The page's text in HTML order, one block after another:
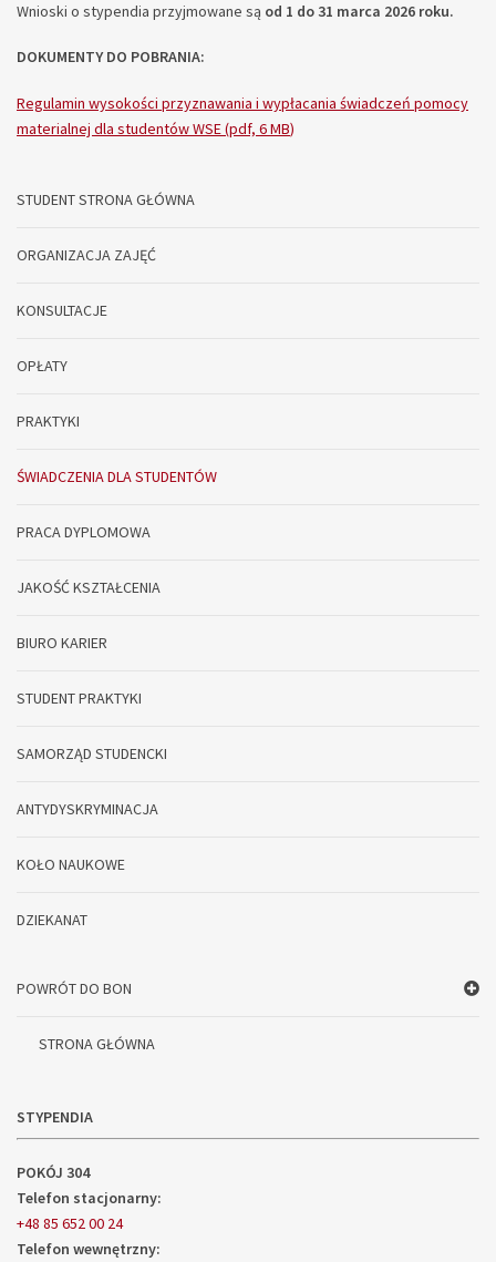
Wnioski o stypendia przyjmowane są od 1 do 31 marca 2026 roku.
DOKUMENTY DO POBRANIA:
Regulamin wysokości przyznawania i wypłacania świadczeń pomocy
materialnej dla studentów WSE (pdf, 6 MB)
STUDENT STRONA GŁÓWNA
ORGANIZACJA ZAJĘĆ
KONSULTACJE
OPŁATY
PRAKTYKI
ŚWIADCZENIA DLA STUDENTÓW
PRACA DYPLOMOWA
JAKOŚĆ KSZTAŁCENIA
BIURO KARIER
STUDENT PRAKTYKI
SAMORZĄD STUDENCKI
ANTYDYSKRYMINACJA
KOŁO NAUKOWE
DZIEKANAT
POWRÓT DO BON
STRONA GŁÓWNA
STYPENDIA
POKÓJ 304
Telefon stacjonarny:
+48 85 652 00 24
Telefon wewnętrzny: